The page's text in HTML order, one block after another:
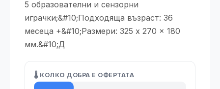
5 образователни и сензорни
играчки;&#10;Подходяща възраст: 36
месеца +&#10;Размери: 325 x 270 x 180
мм.&#10;Д
🌡️ КОЛКО ДОБРА Е ОФЕРТАТА